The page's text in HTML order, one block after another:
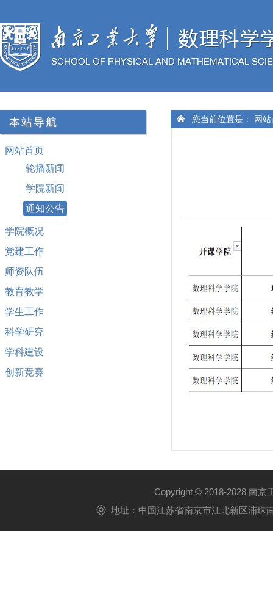
本站导航
网站首页
轮播新闻
学院新闻
通知公告
学院概况
党建工作
师资队伍
教育教学
学生工作
科学研究
学科建设
创新竞赛
您当前位置是： 网
Copyright © 2018-2028 南京
地址：中国江苏省南京市江北新区浦珠